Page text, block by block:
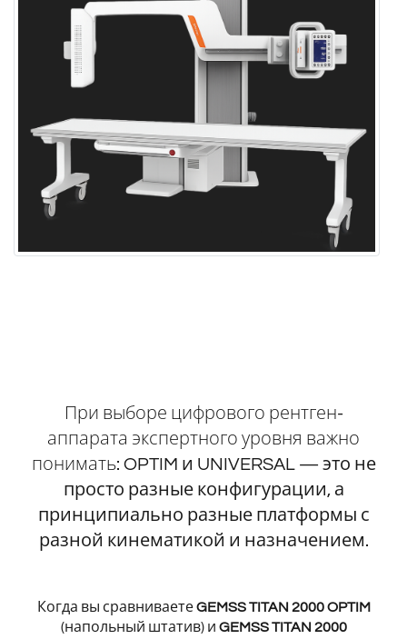
При выборе цифрового рентген-
аппарата экспертного уровня важно
понимать: OPTIM и UNIVERSAL — это не
просто разные конфигурации, а
принципиально разные платформы с
разной кинематикой и назначением.
Когда вы сравниваетеGEMSS TITAN 2000 OPTIM
(напольный штатив) и GEMSS TITAN 2000